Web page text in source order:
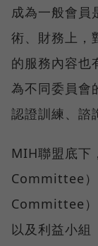
成為一般會員
術、財務上，
的服務內容也
為不同委員會
認證訓練、諮
MIH聯盟底下
Committee
Committee）
以及利益小